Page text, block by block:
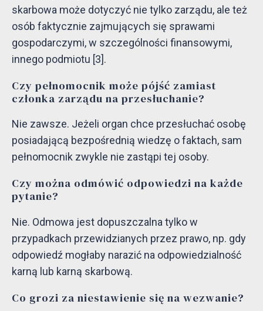
skarbowa może dotyczyć nie tylko zarządu, ale też
osób faktycznie zajmujących się sprawami
gospodarczymi, w szczególności finansowymi,
innego podmiotu [3].
Czy pełnomocnik może pójść zamiast
członka zarządu na przesłuchanie?
Nie zawsze. Jeżeli organ chce przesłuchać osobę
posiadającą bezpośrednią wiedzę o faktach, sam
pełnomocnik zwykle nie zastąpi tej osoby.
Czy można odmówić odpowiedzi na każde
pytanie?
Nie. Odmowa jest dopuszczalna tylko w
przypadkach przewidzianych przez prawo, np. gdy
odpowiedź mogłaby narazić na odpowiedzialność
karną lub karną skarbową.
Co grozi za niestawienie się na wezwanie?